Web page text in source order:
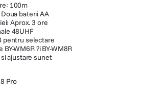
100m
baterii AA
Aprox. 3 ore
48UHF
pentru selectare
WM6R ?i BY-WM8R
ajustare sunet
Pro